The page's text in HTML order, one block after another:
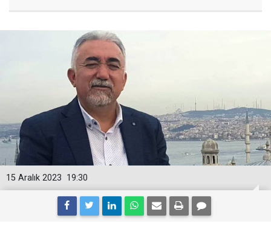
19:30
15 Aralık 2023